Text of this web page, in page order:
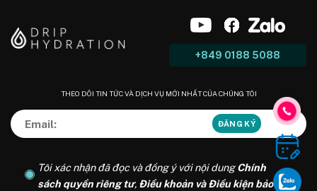
+849 0188 5088
THEO DÕI TIN TỨC VÀ DỊCH VỤ MỚI NHẤT CỦA CHÚNG TÔI
Tôi xác nhận đã đọc và đồng ý với nội dungChính
sách quyền riêng tư, Điều khoản và Điều kiện bảo